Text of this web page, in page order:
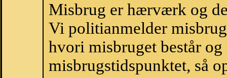
Misbrug er hærværk og
Vi politianmelder
hvori misbruget består
misbrugstidspunktet, så